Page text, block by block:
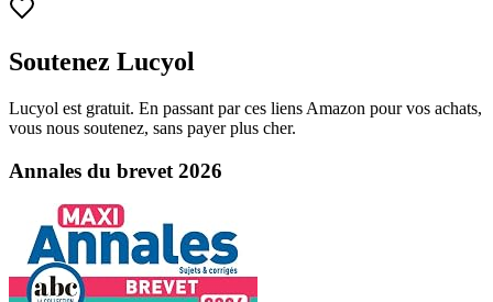
Soutenez Lucyol
Lucyol est gratuit. En passant par ces liens Amazon pour vos achats,
vous nous soutenez, sans payer plus cher.
Annales du brevet 2026